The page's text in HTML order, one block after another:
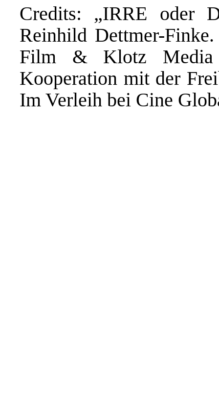
Credits: „IRRE oder
Reinhild Dettmer-
Film & Klotz Media
Kooperation mit der
Im Verleih bei Cine